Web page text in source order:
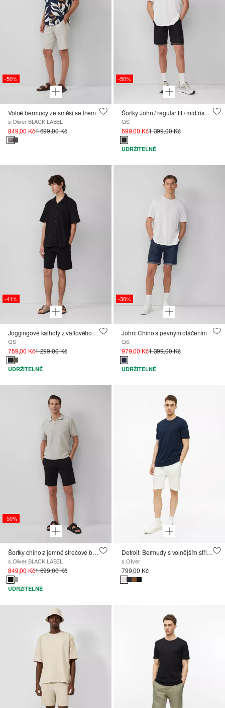
-50%
Volné bermudy ze směsi se lnem
s.Oliver BLACK LABEL
849,00 Kč1 699,00 Kč
-50%
Šortky John / regular fit / mid rise / fixed turn-up
QS
699,00 Kč1 399,00 Kč
UDRŽITELNÉ
-41%
Joggingové kalhoty z vaflového piké
QS
759,00 Kč1 299,00 Kč
UDRŽITELNÉ
-30%
John: Chino s pevným otáčením
QS
979,00 Kč1 399,00 Kč
UDRŽITELNÉ
-50%
Šortky chino z jemné strečové bavlny
s.Oliver BLACK LABEL
849,00 Kč1 699,00 Kč
UDRŽITELNÉ
Detroit: Bermudy s volnějším střihem Relaxed Fit
s.Oliver
799,00 Kč